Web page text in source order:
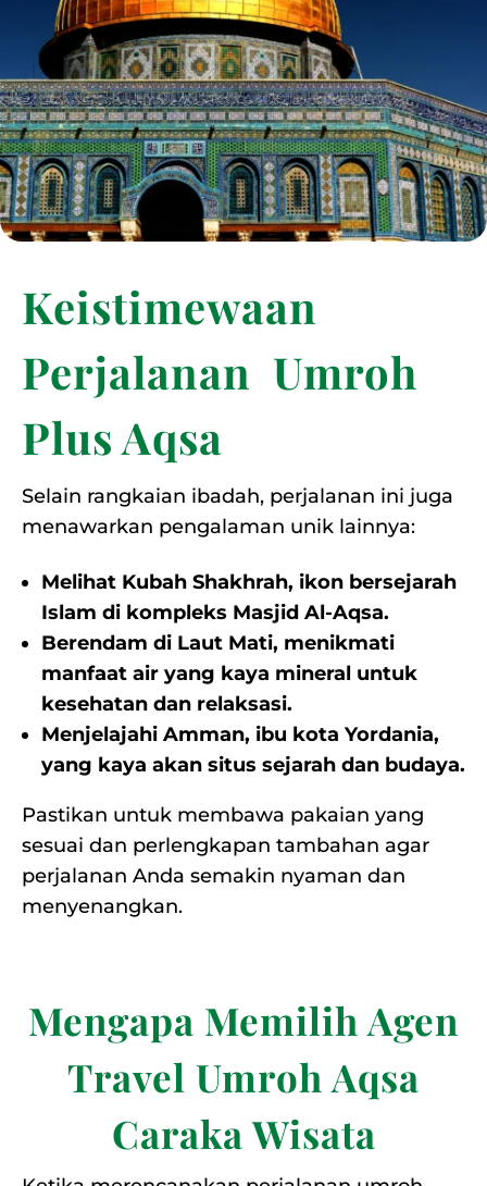
Keistimewaan
Perjalanan Umroh
Plus Aqsa
Selain rangkaian ibadah, perjalanan ini juga
menawarkan pengalaman unik lainnya:
Melihat Kubah Shakhrah, ikon bersejarah
Islam di kompleks Masjid Al-Aqsa.
Berendam di Laut Mati, menikmati
manfaat air yang kaya mineral untuk
kesehatan dan relaksasi.
Menjelajahi Amman, ibu kota Yordania,
yang kaya akan situs sejarah dan budaya.
Pastikan untuk membawa pakaian yang
sesuai dan perlengkapan tambahan agar
perjalanan Anda semakin nyaman dan
menyenangkan.
Mengapa Memilih Agen
Travel Umroh Aqsa
Caraka Wisata